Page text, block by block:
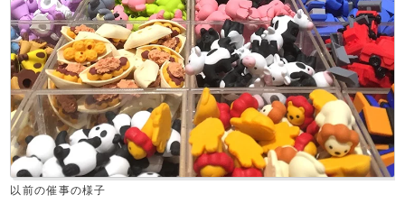
以前の催事の様子